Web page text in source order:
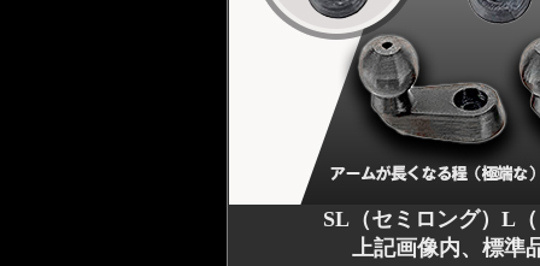
SL（セミロング）L
上記画像内、標準